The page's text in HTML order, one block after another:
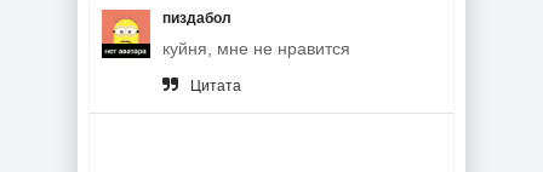
пиздабол
куйня, мне не нравится
Цитата